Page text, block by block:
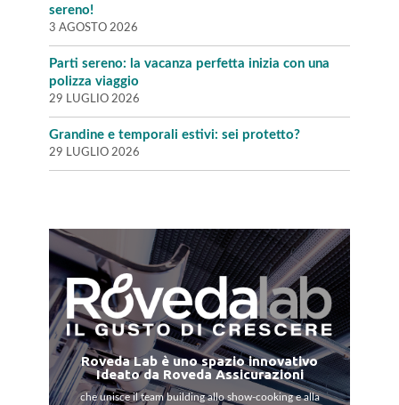
sereno!
3 AGOSTO 2026
Parti sereno: la vacanza perfetta inizia con una
polizza viaggio
29 LUGLIO 2026
Grandine e temporali estivi: sei protetto?
29 LUGLIO 2026
Roveda Lab è uno spazio innovativo
Ideato da Roveda Assicurazioni
che unisce il team building allo show-cooking e alla